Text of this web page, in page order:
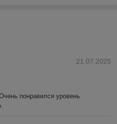
21.07.2025
понравился уровень